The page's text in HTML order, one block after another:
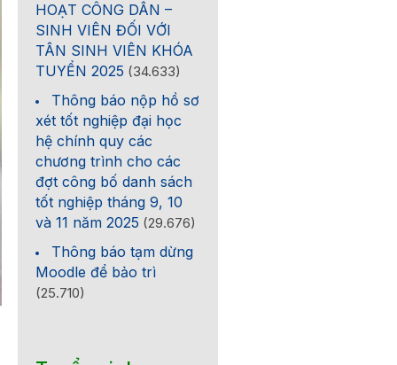
HOẠT CÔNG DÂN –
SINH VIÊN ĐỐI VỚI
TÂN SINH VIÊN KHÓA
TUYỂN 2025 (34.633)
Thông báo nộp hồ sơ
xét tốt nghiệp đại học
hệ chính quy các
chương trình cho các
đợt công bố danh sách
tốt nghiệp tháng 9, 10
và 11 năm 2025 (29.676)
Thông báo tạm dừng
Moodle để bảo trì
(25.710)